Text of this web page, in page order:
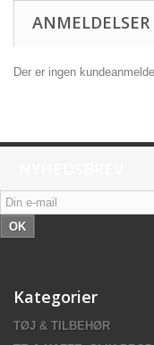
ANMELDELSER
Der er ingen
OK
Kategorier
TØJ & TILBEHØR